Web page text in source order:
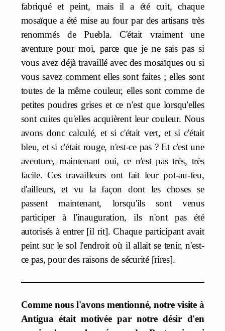
fabriqué et peint, mais il a été cuit, chaque
mosaïque a été mise au four par des artisans très
renommés de Puebla. C'était vraiment une
aventure pour moi, parce que je ne sais pas si
vous avez déjà travaillé avec des mosaïques ou si
vous savez comment elles sont faites ; elles sont
toutes de la même couleur, elles sont comme de
petites poudres grises et ce n'est que lorsqu'elles
sont cuites qu'elles acquièrent leur couleur. Nous
avons donc calculé, et si c'était vert, et si c'était
bleu, et si c'était rouge, n'est-ce pas ? Et c'est une
aventure, maintenant oui, ce n'est pas très, très
facile. Ces travailleurs ont fait leur pot-au-feu,
d'ailleurs, et vu la façon dont les choses se
passent maintenant, lorsqu'ils sont venus
participer à l'inauguration, ils n'ont pas été
autorisés à entrer [il rit]. Chaque participant avait
peint sur le sol l'endroit où il allait se tenir, n'est-
ce pas, pour des raisons de sécurité [rires].
Comme nous l'avons mentionné, notre visite à
Antigua était motivée par notre désir d'en